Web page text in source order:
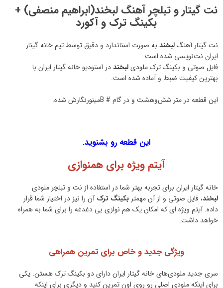
نت گیتار و تبلچر آهنگ لبخند(ابراهیم منصفی) +
بکینگ ترک و آکورد
نت گیتار آهنگلبخند به صورت استاندارد و دقیق توسط تیم خانه گیتار
ایران نت‌نویسی شده است.
فایل صوتی و بکینگ ترک ملودیلبخنددر استودیو خانه گیتار ایران با
بهترین کیفیت ضبط و آماده شده است.
این قطعه در متر شش‌وهشت و در گام # Bمینورنگارش شده.
این قطعه رو بشنوید.
آیتم ویژه برای همنوازی
خانه گیتار ایران برای تجربه بهتر شما در استفاده از نت و تبلچر ملودی
لبخند، فایل صوتی و از آن مهمتر بکینگ ترکآن را نیز در اختیار شما قرار
داده. آیتم ویژه ای که امکان یک هم نوازی بی دغدغه را برای شما به همراه
خواهد داشت.
ویژگی جدید و خاص برای تمرین همراهی
سری جدید ملودی‌های خانه گیتار ایران دارای دو بکینگ ترک هستن. یکی
برای اینکه ملودی اصلی رو روی اون تمرین کنید و دیگری برای اینکه